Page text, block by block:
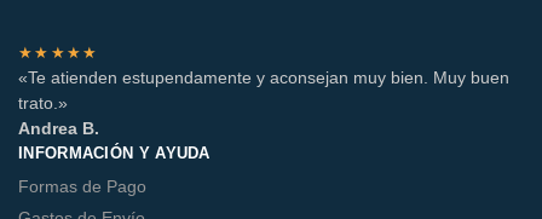
★★★★★
«Te atienden estupendamente y aconsejan muy bien. Muy buen
trato.»
Andrea B.
INFORMACIÓN Y AYUDA
Formas de Pago